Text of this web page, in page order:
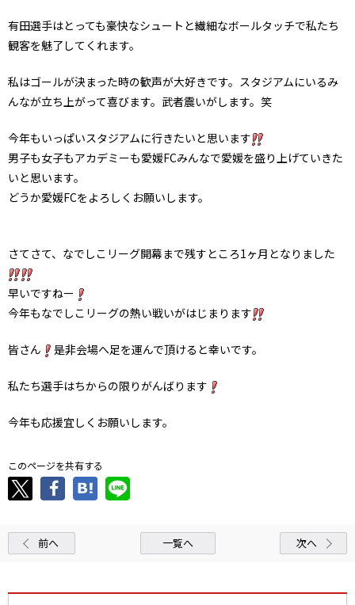
有田選手はとっても豪快なシュートと繊細なボールタッチで私たち
観客を魅了してくれます。
私はゴールが決まった時の歓声が大好きです。スタジアムにいるみ
んなが立ち上がって喜びます。武者震いがします。笑
今年もいっぱいスタジアムに行きたいと思います
男子も女子もアカデミーも愛媛FCみんなで愛媛を盛り上げていきた
いと思います。
どうか愛媛FCをよろしくお願いします。
さてさて、なでしこリーグ開幕まで残すところ1ヶ月となりました
早いですねー
今年もなでしこリーグの熱い戦いがはじまります
皆さん 是非会場へ足を運んで頂けると幸いです。
私たち選手はちからの限りがんばります
今年も応援宜しくお願いします。
このページを共有する
前へ 一覧へ 次へ